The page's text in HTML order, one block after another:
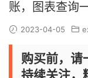
账，图表查询
2023-04-05
购买前，请
持续关注，